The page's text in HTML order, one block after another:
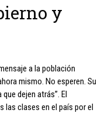
y
a la población
mismo. No esperen. Su
dejen atrás”. El
las clases en el país por el